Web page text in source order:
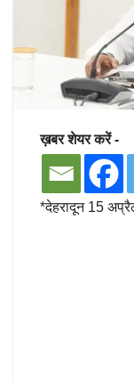
ख़बर शेयर करें -
*देहरादून 15